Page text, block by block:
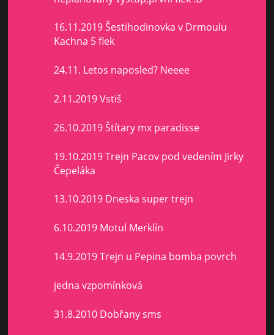
16.11.2019 Šestihodinovka v Drmoulu
Kachna 5 flek
24.11. Letos naposled? Neeee
2.11.2019 Vstiš
26.10.2019 Štítary mx paradisse
19.10.2019 Trejn Pacov pod vedením Jirky
Čepeláka
13.10.2019 Dneska super trejn
6.10.2019 Motul Merklín
14.9.2019 Trejn u Pepina bomba povrch
jedna vzpomínková
31.8.2010 Dobřany sms